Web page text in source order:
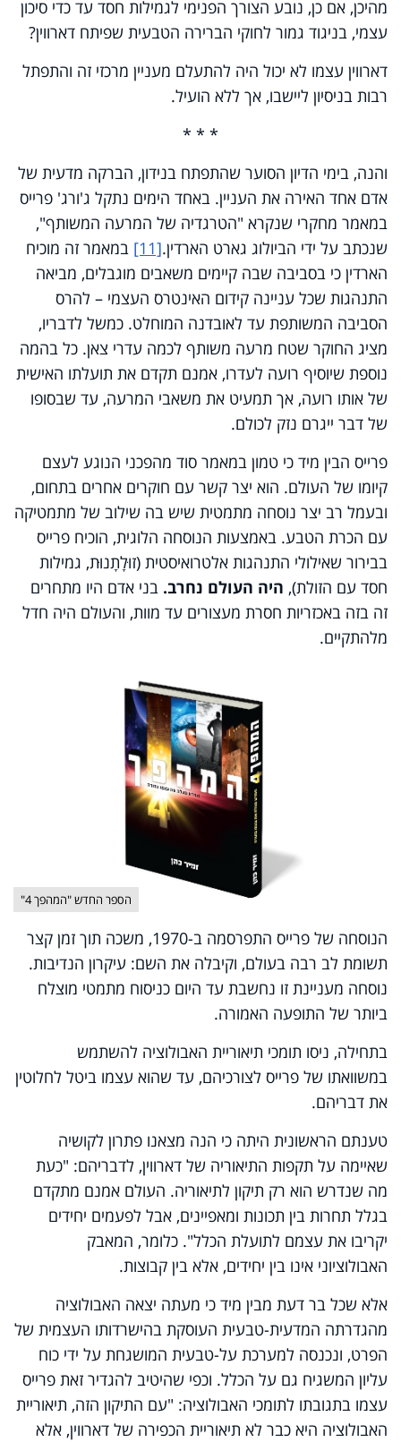
מהיכן, אם כן, נובע הצורך הפנימי לגמילות חסד עד כדי סיכון
עצמי, בניגוד גמור לחוקי הברירה הטבעית שפיתח דארווין?
דארווין עצמו לא יכול היה להתעלם מעניין מרכזי זה והתפתל
רבות בניסיון ליישבו, אך ללא הועיל.
* * *
והנה, בימי הדיון הסוער שהתפתח בנידון, הברקה מדעית של
אדם אחד האירה את העניין. באחד הימים נתקל ג'ורג' פרייס
במאמר מחקרי שנקרא "הטרגדיה של המרעה המשותף",
שנכתב על ידי הביולוג גארט הארדין.[11] במאמר זה מוכיח
הארדין כי בסביבה שבה קיימים משאבים מוגבלים, מביאה
התנהגות שכל עניינה קידום האינטרס העצמי – להרס
הסביבה המשותפת עד לאובדנה המוחלט. כמשל לדבריו,
מציג החוקר שטח מרעה משותף לכמה עדרי צאן. כל בהמה
נוספת שיוסיף רועה לעדרו, אמנם תקדם את תועלתו האישית
של אותו רועה, אך תמעיט את משאבי המרעה, עד שבסופו
של דבר ייגרם נזק לכולם.
פרייס הבין מיד כי טמון במאמר סוד מהפכני הנוגע לעצם
קיומו של העולם. הוא יצר קשר עם חוקרים אחרים בתחום,
ובעמל רב יצר נוסחה מתמטית שיש בה שילוב של מתמטיקה
עם הכרת הטבע. באמצעות הנוסחה הלוגית, הוכיח פרייס
בבירור שאילולי התנהגות אלטרואיסטית (זוּלָתָנוּת, גמילות
חסד עם הזולת), היה העולם נחרב. בני אדם היו מתחרים
זה בזה באכזריות חסרת מעצורים עד מוות, והעולם היה חדל
מלהתקיים.
הספר החדש "המהפך 4"
הנוסחה של פרייס התפרסמה ב-1970, משכה תוך זמן קצר
תשומת לב רבה בעולם, וקיבלה את השם: עיקרון הנדיבות.
נוסחה מעניינת זו נחשבת עד היום כניסוח מתמטי מוצלח
ביותר של התופעה האמורה.
בתחילה, ניסו תומכי תיאוריית האבולוציה להשתמש
במשוואתו של פרייס לצורכיהם, עד שהוא עצמו ביטל לחלוטין
את דבריהם.
טענתם הראשונית היתה כי הנה מצאנו פתרון לקושיה
שאיימה על תקפות התיאוריה של דארווין, לדבריהם: "כעת
מה שנדרש הוא רק תיקון לתיאוריה. העולם אמנם מתקדם
בגלל תחרות בין תכונות ומאפיינים, אבל לפעמים יחידים
יקריבו את עצמם לתועלת הכלל". כלומר, המאבק
האבולוציוני אינו בין יחידים, אלא בין קבוצות.
אלא שכל בר דעת מבין מיד כי מעתה יצאה האבולוציה
מהגדרתה המדעית-טבעית העוסקת בהישרדותו העצמית של
הפרט, ונכנסה למערכת על-טבעית המושגחת על ידי כוח
עליון המשגיח גם על הכלל. וכפי שהיטיב להגדיר זאת פרייס
עצמו בתגובתו לתומכי האבולוציה: "עם התיקון הזה, תיאוריית
האבולוציה היא כבר לא תיאוריית הכפירה של דארווין, אלא